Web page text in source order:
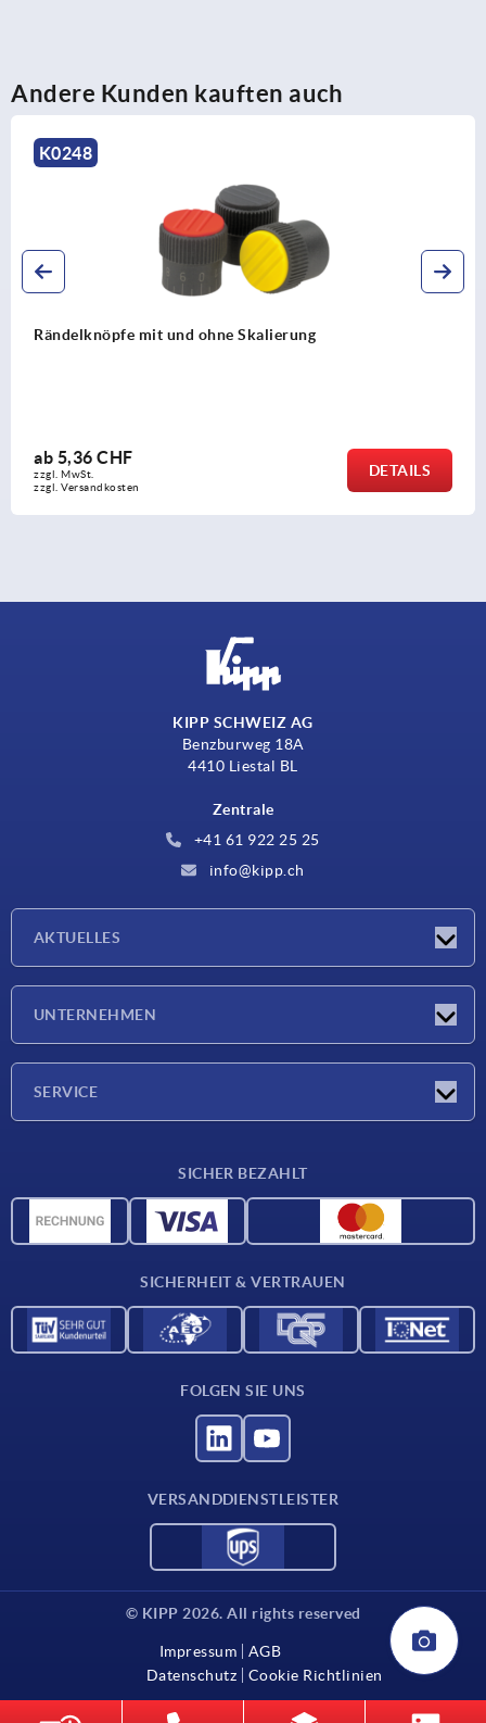
Andere Kunden kauften auch
K0281
Rändelschrauben
ab2,42 CHF
zzgl. MwSt.
zzgl. Versandkosten
DETAILS
KIPP SCHWEIZ AG
Benzburweg 18A
4410 Liestal BL
Zentrale
+41 61 922 25 25
info@kipp.ch
AKTUELLES
UNTERNEHMEN
SERVICE
CAD-Daten
SICHER BEZAHLT
SICHERHEIT & VERTRAUEN
FOLGEN SIE UNS
VERSANDDIENSTLEISTER
© KIPP 2026. All rights reserved
Impressum
AGB
Datenschutz
Cookie Richtlinien